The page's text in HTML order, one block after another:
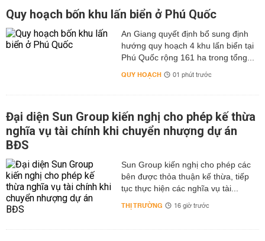
Quy hoạch bốn khu lấn biển ở Phú Quốc
An Giang quyết định bổ sung định
hướng quy hoạch 4 khu lấn biển tại
Phú Quốc rộng 161 ha trong tổng...
QUY HOẠCH 01 phút trước
Đại diện Sun Group kiến nghị cho phép kế thừa
nghĩa vụ tài chính khi chuyển nhượng dự án
BĐS
Sun Group kiến nghị cho phép các
bên được thỏa thuận kế thừa, tiếp
tục thực hiện các nghĩa vụ tài...
THỊ TRƯỜNG 16 giờ trước